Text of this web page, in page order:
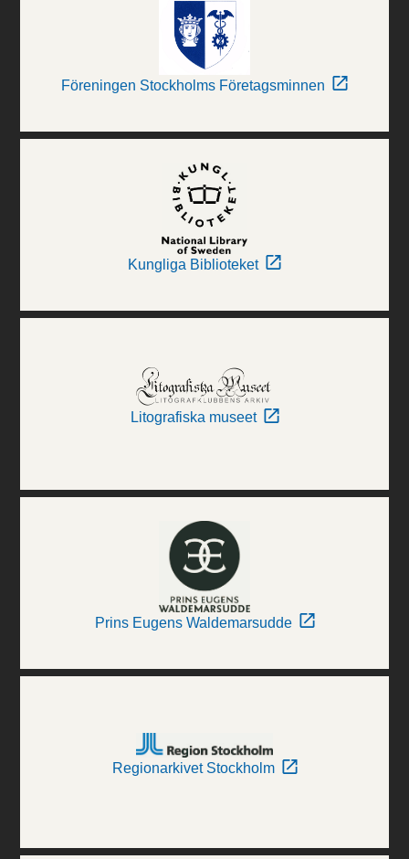
Föreningen Stockholms Företagsminnen
Kungliga Biblioteket
Litografiska museet
Prins Eugens Waldemarsudde
Regionarkivet Stockholm